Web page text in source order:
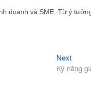
doanh và SME. Từ ý
NextNext
post:
Kỹ năng